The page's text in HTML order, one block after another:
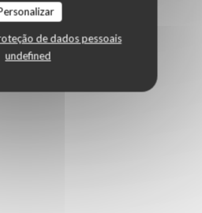
de dados pessoais
undefined